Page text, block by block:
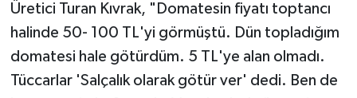
öğrencilerin ailelerini
kabul etti
Üretici Turan Kıvrak, "Domatesin fiyatı toptancı
halinde 50- 100 TL'yi görmüştü. Dün topladığım
domatesi hale götürdüm. 5 TL'ye alan olmadı.
Tüccarlar 'Salçalık olarak götür ver' dedi. Ben de